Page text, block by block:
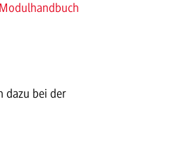
Modulhandbuch
dazu bei der